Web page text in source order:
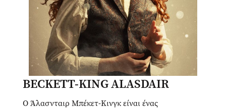
BECKETT-KING ALASDAIR
Ο Άλασνταιρ Μπέκετ-Κινγκ είναι ένας